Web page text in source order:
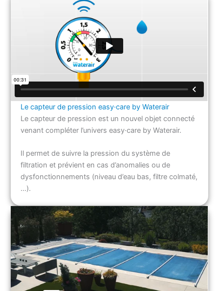
Le capteur de pression easy·care by Waterair
Le capteur de pression est un nouvel objet connecté
venant compléter l’univers easy·care by Waterair.
Il permet de suivre la pression du système de
filtration et prévient en cas d’anomalies ou de
dysfonctionnements (niveau d’eau bas, filtre colmaté,
…).